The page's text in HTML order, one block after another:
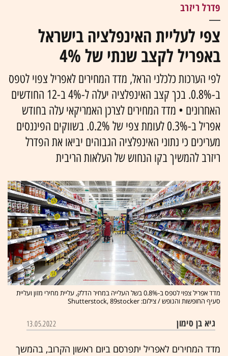
פדרל ריזרב
צפי לעליית האינפלציה בישראל
באפריל לקצב שנתי של 4%
לפי הערכות כלכלני הראל, מדד המחירים לאפריל צפוי לטפס
ב-0.8%. בכך קצב האינפלציה יעלה ל-4% ב-12 החודשים
האחרונים • מדד המחירים לצרכן האמריקאי עלה בחודש
אפריל ב-0.3% לעומת צפי של 0.2%. בשווקים הפיננסים
מעריכים כי נתוני האינפלציה הגבוהים יביאו את הפדרל
ריזרב להמשיך בקו הנחוש של העלאות הריבית
מדד אפריל צפוי לטפס ב-0.8% בשל העלייה במחיר הדלק, עליית מחירי מזון ועליית
סעיף החופשות והנופש / צילום: Shutterstock, 89stocker
גיא בן סימון 13.05.2022
מדד המחירים לאפריל יתפרסם ביום ראשון הקרוב, בהמשך